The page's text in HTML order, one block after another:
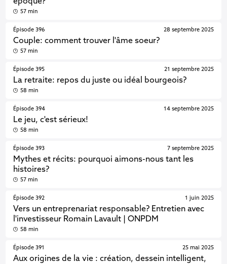
57 min
Épisode 396
Couple: comment trouver l'âme soeur?
28 septembre 2025
57 min
Épisode 395
La retraite: repos du juste ou idéal bourgeois?
21 septembre 2025
58 min
Épisode 394
Le jeu, c'est sérieux!
14 septembre 2025
58 min
Épisode 393
Mythes et récits: pourquoi aimons-nous tant les
histoires?
7 septembre 2025
57 min
Épisode 392
Vers un entreprenariat responsable? Entretien avec
l'investisseur Romain Lavault | ONPDM
1 juin 2025
58 min
Épisode 391
Aux origines de la vie : création, dessein intelligent,
25 mai 2025